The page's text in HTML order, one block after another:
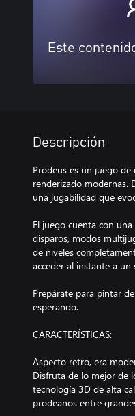
Este
Descripción
Prodeus es un juego
renderizado modernas.
una jugabilidad que
El juego cuenta con
disparos, modos
de niveles
acceder al instante a un
Prepárate para pintar
esperando.
CARACTERÍSTICAS:
Aspecto retro, era
Disfruta de lo mejor de
tecnología 3D de alta
prodeanos entre